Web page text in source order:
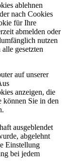
ablehnen
nach Cookies
für Ihre
abmelden oder
nutzen
gesetzten
auf unserer
anzeigen, die
können Sie in den
ausgeblendet
abgelehnt
Einstellung
bei jedem